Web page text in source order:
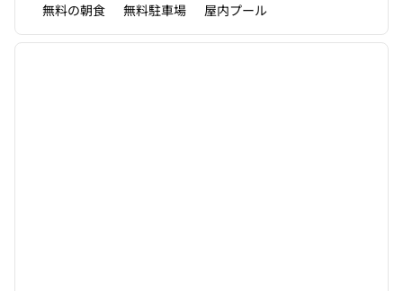
無料の朝食 無料駐車場 屋内プール
1/12
1/12
前の画像 次の